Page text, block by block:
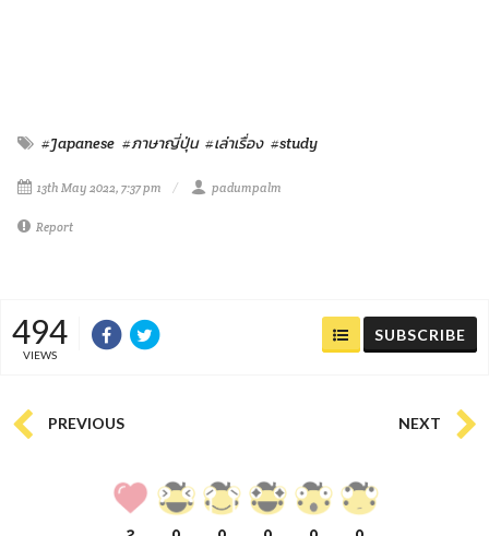
#Japanese #ภาษาญี่ปุ่น #เล่าเรื่อง #study
13th May 2022, 7:37 pm padumpalm
Report
494
VIEWS
SUBSCRIBE
PREVIOUS NEXT